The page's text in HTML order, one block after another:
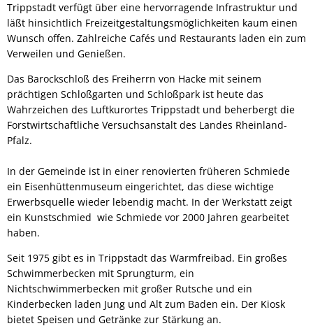
Trippstadt verfügt über eine hervorragende Infrastruktur und
läßt hinsichtlich Freizeitgestaltungsmöglichkeiten kaum einen
Wunsch offen. Zahlreiche Cafés und Restaurants laden ein zum
Verweilen und Genießen.
Das Barockschloß des Freiherrn von Hacke mit seinem
prächtigen Schloßgarten und Schloßpark ist heute das
Wahrzeichen des Luftkurortes Trippstadt und beherbergt die
Forstwirtschaftliche Versuchsanstalt des Landes Rheinland-
Pfalz.
In der Gemeinde ist in einer renovierten früheren Schmiede
ein Eisenhüttenmuseum eingerichtet, das diese wichtige
Erwerbsquelle wieder lebendig macht. In der Werkstatt zeigt
ein Kunstschmied wie Schmiede vor 2000 Jahren gearbeitet
haben.
Seit 1975 gibt es in Trippstadt das Warmfreibad. Ein großes
Schwimmerbecken mit Sprungturm, ein
Nichtschwimmerbecken mit großer Rutsche und ein
Kinderbecken laden Jung und Alt zum Baden ein. Der Kiosk
bietet Speisen und Getränke zur Stärkung an.